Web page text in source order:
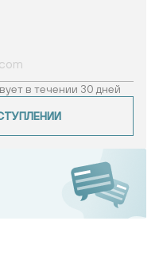
в течении 30 дней